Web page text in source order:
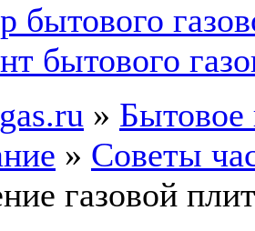
бытового
бытового
» Бытовое
» Советы
газовой